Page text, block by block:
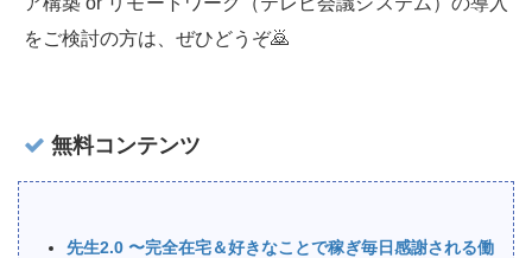
をご検討の方は、ぜひどうぞ🙇‍
無料コンテンツ
先生2.0 〜完全在宅＆好きなことで稼ぎ毎日感謝される働